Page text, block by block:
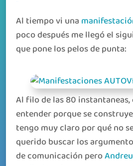
Al tiempo vi una
poco después me llegó el
que pone los pelos de punta:
Al filo de las 80
entender porque se
tengo muy claro por qué no
querido buscar los
de comunicación pero